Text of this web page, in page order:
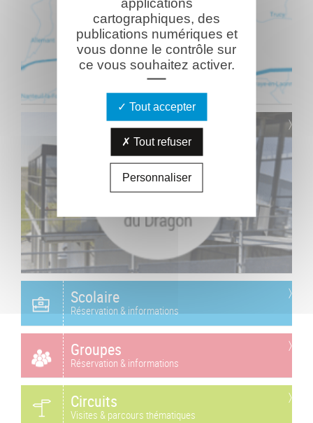
Scolaire
Réservation & informations
Groupes
Réservation & informations
Circuits
Visites & parcours thématiques
cartographiques, des
publications numériques et
vous donne le contrôle sur
ce vous souhaitez activer.
Tout accepter
Tout refuser
Personnaliser